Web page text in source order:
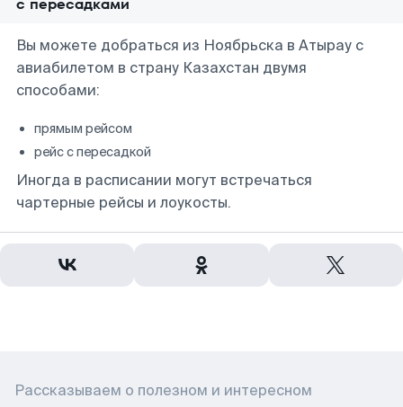
Вы можете добраться из Ноябрьска в Атырау с
авиабилетом в страну Казахстан двумя
способами:
прямым рейсом
рейс с пересадкой
Иногда в расписании могут встречаться
чартерные рейсы и лоукосты.
Рассказываем о полезном и интересном